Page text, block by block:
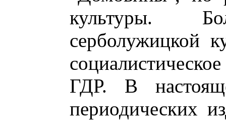
культуры.
серболужицкой
ГДР. В
периодических